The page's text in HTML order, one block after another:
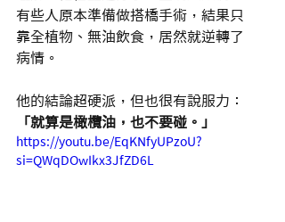
有些人原本準備做搭橋手術，結果只
靠全植物、無油飲食，居然就逆轉了
病情。
他的結論超硬派，但也很有說服力：
「就算是橄欖油，也不要碰。」
https://youtu.be/EqKNfyUPzoU?
si=QWqDOwIkx3JfZD6L